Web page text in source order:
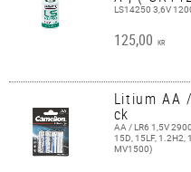
LS14250 3,6V
125,00 KR
Litium AA
ck
AA / LR6 1,5V
15D, 15LF, 1.2H2,
MV1500)